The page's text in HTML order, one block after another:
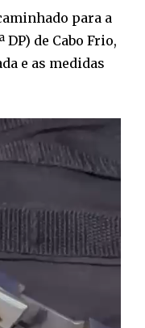
para a
DP) de Cabo Frio,
e as medidas